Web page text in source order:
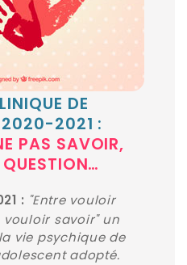
DE
2020-2021 :
PAS SAVOIR,
QUESTION…
: "Entre vouloir
savoir" un
vie psychique de
adopté.